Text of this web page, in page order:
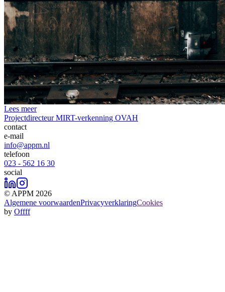
Lees meer
Projectdirecteur MIRT-verkenning OVAH
contact
e-mail
info@appm.nl
telefoon
023 - 562 16 30
social
© APPM 2026
Algemene voorwaardenPrivacyverklaringCookies
by Offff